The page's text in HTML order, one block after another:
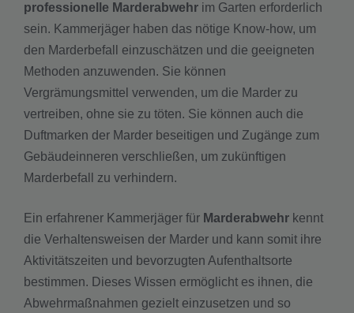
professionelle Marderabwehr im Garten erforderlich
sein. Kammerjäger haben das nötige Know-how, um
den Marderbefall einzuschätzen und die geeigneten
Methoden anzuwenden. Sie können
Vergrämungsmittel verwenden, um die Marder zu
vertreiben, ohne sie zu töten. Sie können auch die
Duftmarken der Marder beseitigen und Zugänge zum
Gebäudeinneren verschließen, um zukünftigen
Marderbefall zu verhindern.
Ein erfahrener Kammerjäger für Marderabwehr kennt
die Verhaltensweisen der Marder und kann somit ihre
Aktivitätszeiten und bevorzugten Aufenthaltsorte
bestimmen. Dieses Wissen ermöglicht es ihnen, die
Abwehrmaßnahmen gezielt einzusetzen und so